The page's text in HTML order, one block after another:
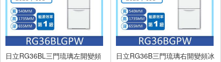
日立RG36BL三門琉璃左開變頻
日立RG36B三門琉璃右開變頻冰